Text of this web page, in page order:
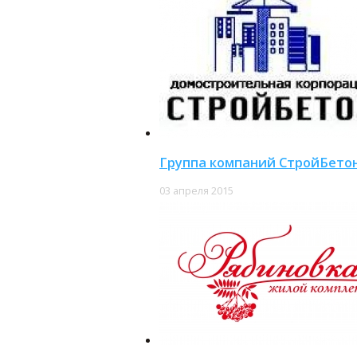
Группа компаний
03 апреля 2015